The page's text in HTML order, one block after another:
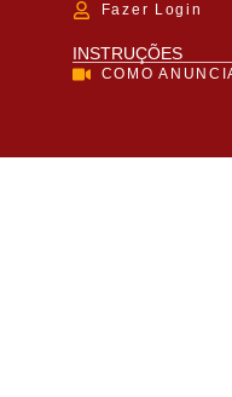
Fazer Login
INSTRUÇÕES
COMO